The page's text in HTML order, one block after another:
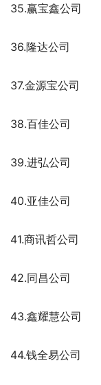
35.赢宝鑫公司
36.隆达公司
37.金源宝公司
38.百佳公司
39.进弘公司
40.亚佳公司
41.商讯哲公司
42.同昌公司
43.鑫耀慧公司
44.钱全易公司